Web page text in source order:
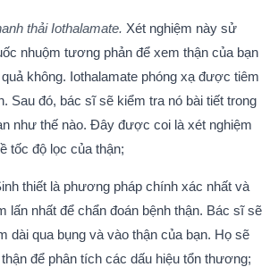
thải Iothalamate. Xét nghiệm này sử
nhuộm tương phản để xem thận của bạn
không. Iothalamate phóng xạ được tiêm
Sau đó, bác sĩ sẽ kiểm tra nó bài tiết trong
như thế nào. Đây được coi là xét nghiệm
tốc độ lọc của thận;
thiết là phương pháp chính xác nhất và
lấn nhất để chẩn đoán bệnh thận. Bác sĩ sẽ
dài qua bụng và vào thận của bạn. Họ sẽ
để phân tích các dấu hiệu tổn thương;